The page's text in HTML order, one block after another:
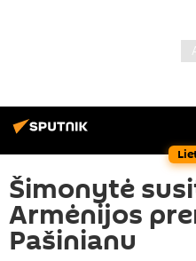
Šimonytė
Armėnijos
Pašinianu